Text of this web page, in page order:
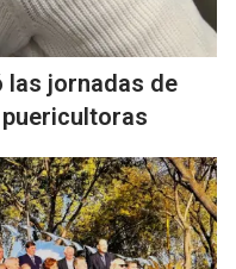
las jornadas de